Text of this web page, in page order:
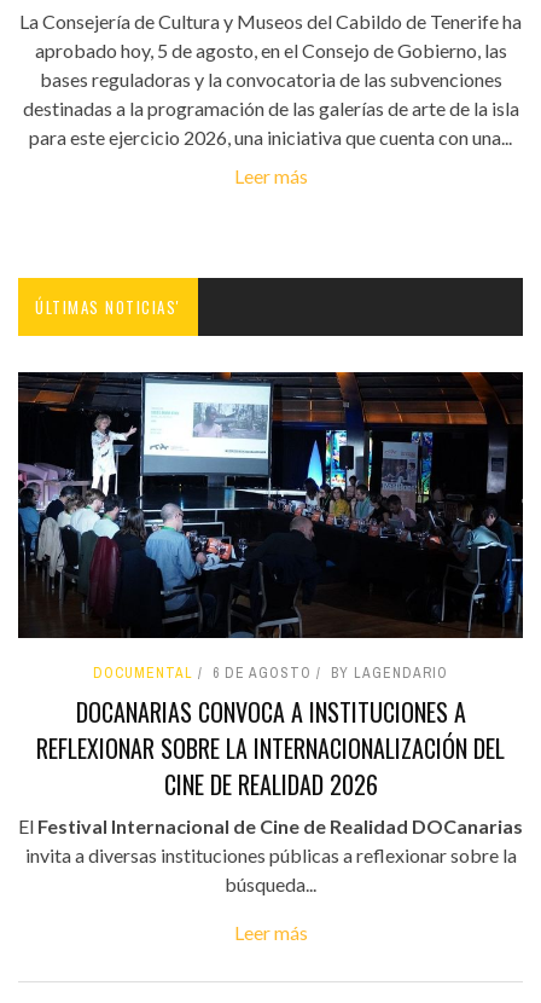
La Consejería de Cultura y Museos del Cabildo de Tenerife ha
aprobado hoy, 5 de agosto, en el Consejo de Gobierno, las
bases reguladoras y la convocatoria de las subvenciones
destinadas a la programación de las galerías de arte de la isla
para este ejercicio 2026, una iniciativa que cuenta con una...
Leer más
ÚLTIMAS NOTICIAS'
DOCUMENTAL 6 DE AGOSTO BY LAGENDARIO
DOCANARIAS CONVOCA A INSTITUCIONES A
REFLEXIONAR SOBRE LA INTERNACIONALIZACIÓN DEL
CINE DE REALIDAD 2026
El Festival Internacional de Cine de Realidad DOCanarias
invita a diversas instituciones públicas a reflexionar sobre la
búsqueda...
Leer más